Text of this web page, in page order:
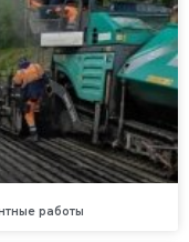
работы